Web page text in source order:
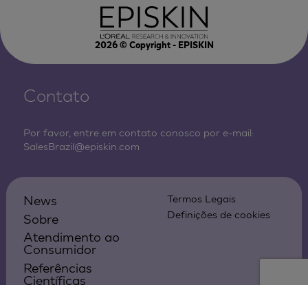
2026© Copyright - EPISKIN
Contato
Por favor, entre em contato conosco por e-mail:
SalesBrazil@episkin.com
News
Sobre
Atendimento ao
Consumidor
Referências
Científicas
Termos Legais
Definições de cookies